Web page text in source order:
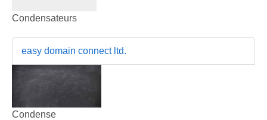
Condensateurs
easy domain connect ltd.
Condense